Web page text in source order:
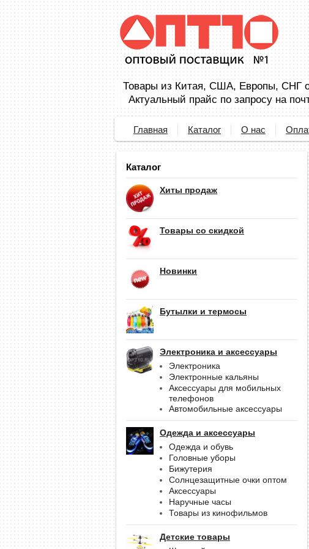
Товары из Китая, США, Европы, СНГ
Актуальный прайс по запросу на
Главная Каталог О нас
Каталог
Хиты продаж
Товары со скидкой
Новинки
Бутылки и термосы
Электроника и аксессуары
Электроника
Электронные кальяны
Аксессуары для мобильных
телефонов
Автомобильные аксессуары
Одежда и аксессуары
Одежда и обувь
Головные уборы
Бижутерия
Солнцезащитные очки оптом
Аксессуары
Наручные часы
Товары из кинофильмов
Детские товары